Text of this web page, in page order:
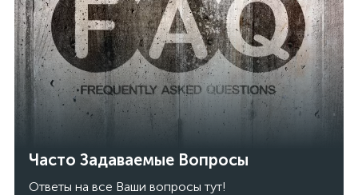
Часто Задаваемые Вопросы
Ответы на все Ваши вопросы тут!